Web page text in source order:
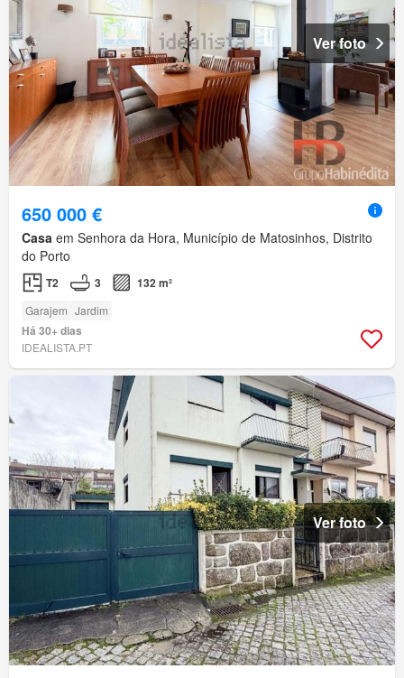
Ver foto
650 000 €
Casa em Senhora da Hora, Município de Matosinhos, Distrito
do Porto
T2 3 132 m²
Garajem Jardim
Há 30+ dias
IDEALISTA.PT
Ver foto